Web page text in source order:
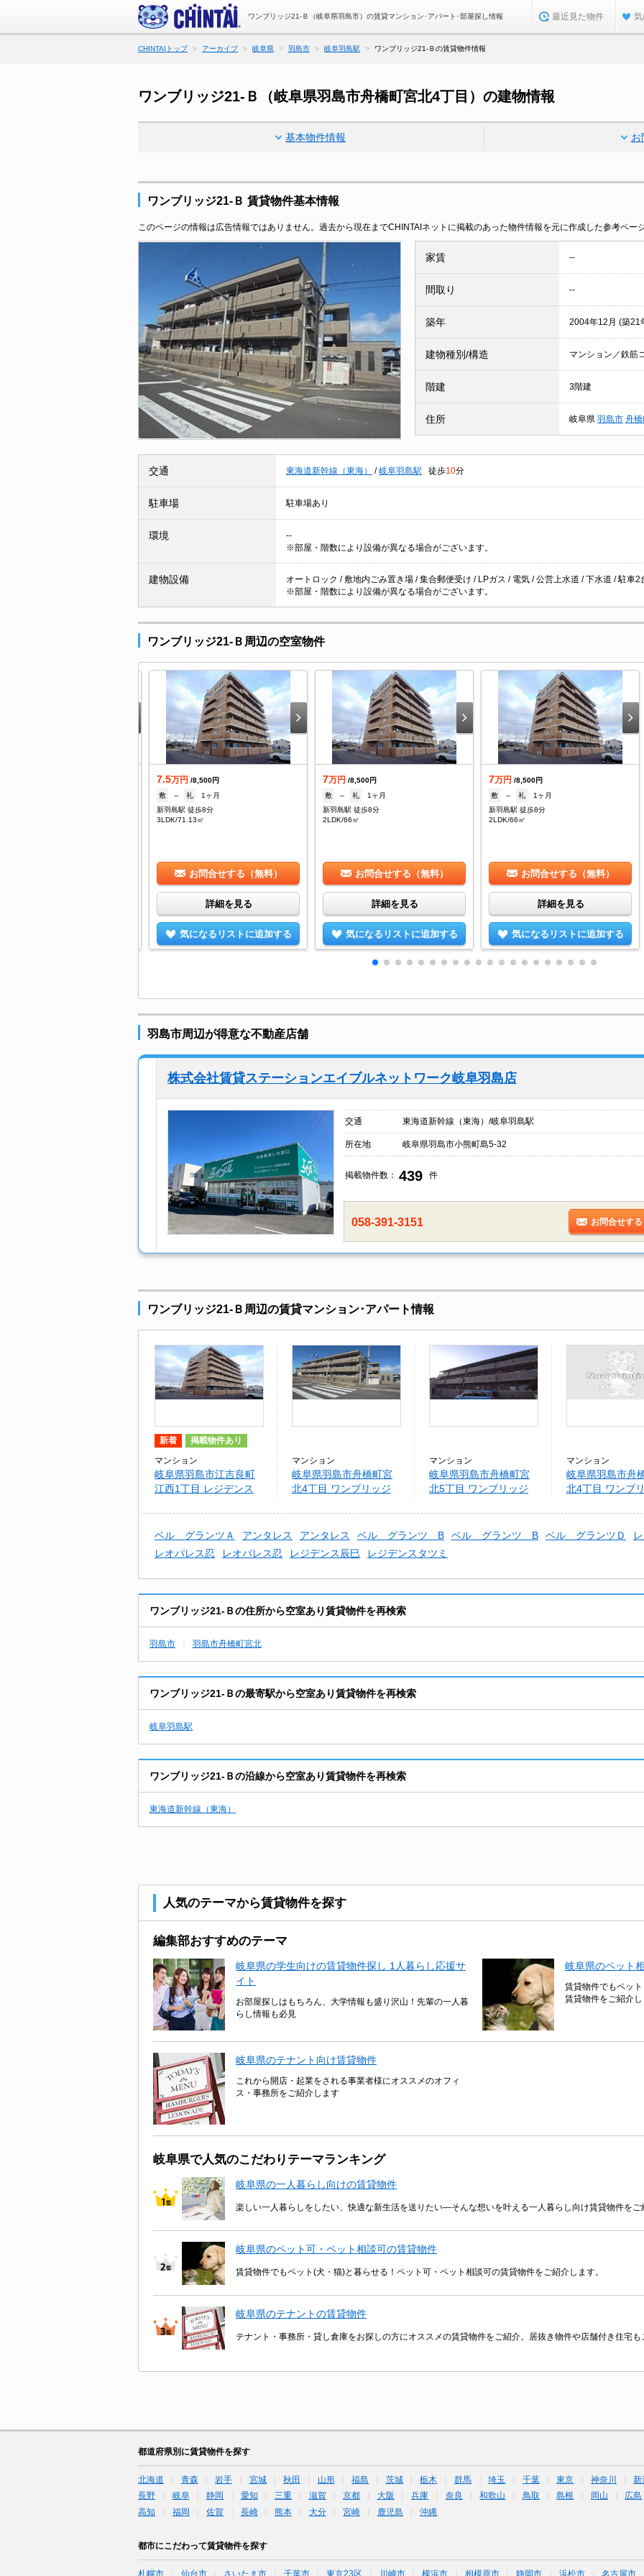
ワンブリッジ21-Ｂ（岐阜県羽島市）の賃貸マンション･アパート･部屋探し情報 最近見た物件 気
CHINTAIトップ アーカイブ 岐阜県 羽島市 岐阜羽島駅 ワンブリッジ21-Ｂの賃貸物件情報
ワンブリッジ21-Ｂ（岐阜県羽島市舟橋町宮北4丁目）の建物情報
基本物件情報 お
ワンブリッジ21-Ｂ 賃貸物件基本情報
このページの情報は広告情報ではありません。過去から現在までCHINTAIネットに掲載のあった物件情報を元に作成した参考ページ
家賃 --
間取り --
築年 2004年12月 (築21
建物種別/構造 マンション／鉄筋
階建 3階建
住所 岐阜県 羽島市 舟橋
交通 東海道新幹線（東海） / 岐阜羽島駅 徒歩10分
駐車場 駐車場あり
環境
--
※部屋・階数により設備が異なる場合がございます。
建物設備
オートロック / 敷地内ごみ置き場 / 集合郵便受け / LPガス / 電気 / 公営上水道 / 下水道 / 駐車2
※部屋・階数により設備が異なる場合がございます。
ワンブリッジ21-Ｂ周辺の空室物件
7.5万円 /8,500円
敷
-- 礼
1ヶ月
新羽島駅 徒歩8分
3LDK/71.13㎡
お問合せする（無料）
詳細を見る
気になるリストに追加する
7万円 /8,500円
敷
-- 礼
1ヶ月
新羽島駅 徒歩8分
2LDK/66㎡
お問合せする（無料）
詳細を見る
気になるリストに追加する
7万円 /8,500円
敷
-- 礼
1ヶ月
新羽島駅 徒歩8分
2LDK/66㎡
お問合せする（無料）
詳細を見る
気になるリストに追加する
羽島市周辺が得意な不動産店舗
株式会社賃貸ステーションエイブルネットワーク岐阜羽島店
交通 東海道新幹線（東海）/岐阜羽島駅
所在地 岐阜県羽島市小熊町島5-32
掲載物件数： 439 件
058-391-3151 お問合せする
ワンブリッジ21-Ｂ周辺の賃貸マンション･アパート情報
新着 掲載物件あり
マンション
岐阜県羽島市江吉良町
江西1丁目 レジデンス
マンション
岐阜県羽島市舟橋町宮
北4丁目 ワンブリッジ
マンション
岐阜県羽島市舟橋町宮
北5丁目 ワンブリッジ
マンション
岐阜県羽島市舟
北4丁目 ワンブ
ベル グランツＡ アンタレス アンタレス ベル グランツ B ベル グランツ B ベル グランツＤ
レオパレス忍
レオパレス忍 レジデンス辰巳 レジデンスタツミ
ワンブリッジ21-Ｂの住所から空室あり賃貸物件を再検索
羽島市 羽島市舟橋町宮北
ワンブリッジ21-Ｂの最寄駅から空室あり賃貸物件を再検索
岐阜羽島駅
ワンブリッジ21-Ｂの沿線から空室あり賃貸物件を再検索
東海道新幹線（東海）
人気のテーマから賃貸物件を探す
編集部おすすめのテーマ
岐阜県の学生向けの賃貸物件探し 1人暮らし応援サ
イト
お部屋探しはもちろん、大学情報も盛り沢山！先輩の一人暮
らし情報も必見
岐阜県のペット
賃貸物件でもペッ
賃貸物件をご紹介し
岐阜県のテナント向け賃貸物件
これから開店・起業をされる事業者様にオススメのオフィ
ス・事務所をご紹介します
岐阜県で人気のこだわりテーマランキング
岐阜県の一人暮らし向けの賃貸物件
楽しい一人暮らしをしたい、快適な新生活を送りたい―そんな想いを叶える一人暮らし向け賃貸物件をご
岐阜県のペット可・ペット相談可の賃貸物件
賃貸物件でもペット(犬・猫)と暮らせる！ペット可・ペット相談可の賃貸物件をご紹介します。
岐阜県のテナントの賃貸物件
テナント・事務所・貸し倉庫をお探しの方にオススメの賃貸物件をご紹介。居抜き物件や店舗付き住宅も
都道府県別に賃貸物件を探す
北海道 青森 岩手 宮城 秋田 山形 福島 茨城 栃木 群馬 埼玉 千葉 東京 神奈川 新
長野
岐阜 静岡 愛知 三重 滋賀 京都 大阪 兵庫 奈良 和歌山 鳥取 島根 岡山 広島
高知
福岡 佐賀 長崎 熊本 大分 宮崎 鹿児島 沖縄
都市にこだわって賃貸物件を探す
札幌市 仙台市 さいたま市 千葉市 東京23区 川崎市 横浜市 相模原市 静岡市 浜松市 名古屋市